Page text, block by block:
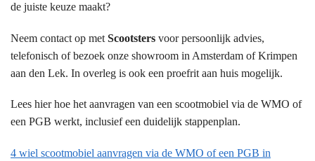
de juiste keuze maakt?
Neem contact op met Scootsters voor persoonlijk advies,
telefonisch of bezoek onze showroom in Amsterdam of Krimpen
aan den Lek. In overleg is ook een proefrit aan huis mogelijk.
Lees hier hoe het aanvragen van een scootmobiel via de WMO of
een PGB werkt, inclusief een duidelijk stappenplan.
4 wiel scootmobiel aanvragen via de WMO of een PGB in